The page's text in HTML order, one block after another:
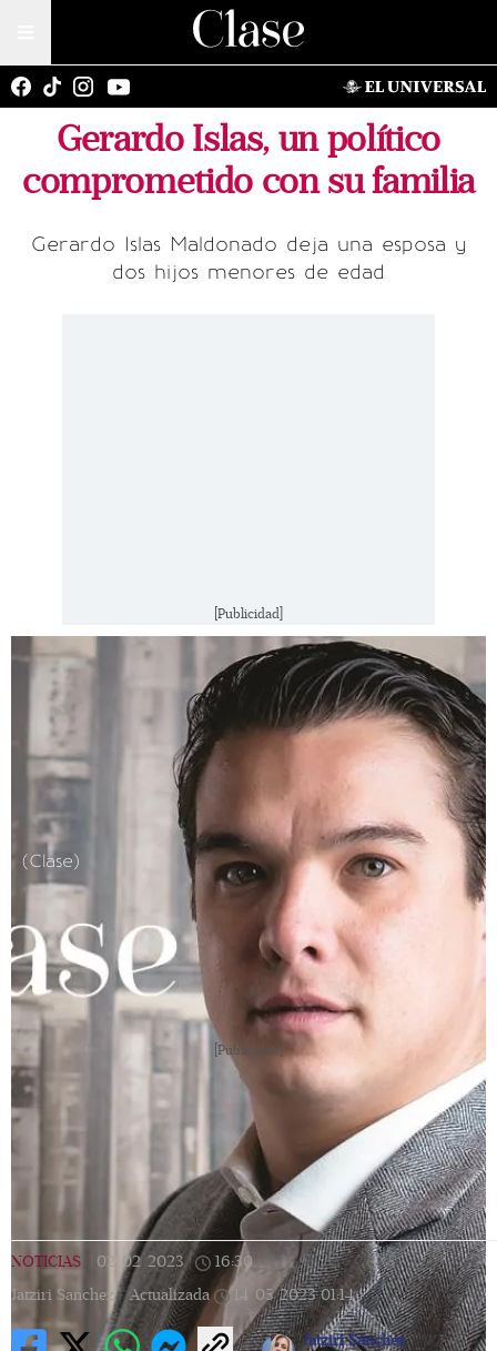
Gerardo Islas, un político
comprometido con su familia
Gerardo Islas Maldonado deja una esposa y
dos hijos menores de edad
[Publicidad]
(Clase)
[Publicidad]
NOTICIAS 02/02/2023 | 16:30
Jatziri Sanchez | Actualizada 14/05/2023 01:14
Jatziri Sánchez